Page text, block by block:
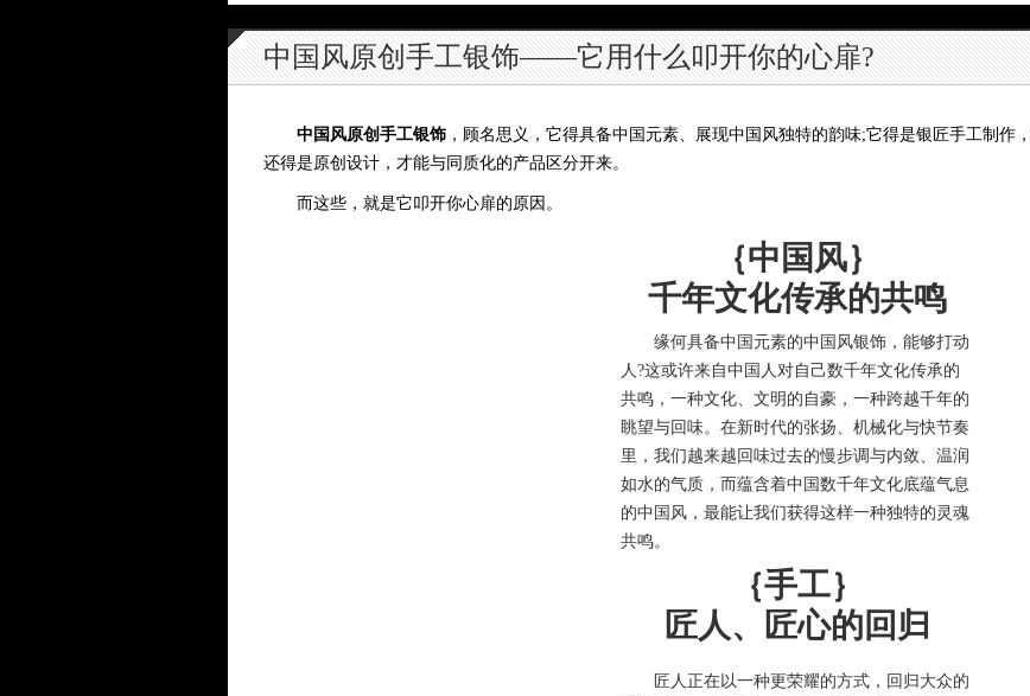
中国风原创手工银饰——它用什么叩开你的心扉?
中国风原创手工银饰 ，顾名思义，它得具备中国元素、展现中国风独特的韵味;它得是银匠手工制作
还得是原创设计，才能与同质化的产品区分开来。
而这些，就是它叩开你心扉的原因。
｛中国风｝
千年文化传承的共鸣
缘何具备中国元素的中国风银饰，能够打动
人?这或许来自中国人对自己数千年文化传承的
共鸣，一种文化、文明的自豪，一种跨越千年的
眺望与回味。在新时代的张扬、机械化与快节奏
里，我们越来越回味过去的慢步调与内敛、温润
如水的气质，而蕴含着中国数千年文化底蕴气息
的中国风，最能让我们获得这样一种独特的灵魂
共鸣。
｛手工｝
匠人、匠心的回归
匠人正在以一种更荣耀的方式，回归大众的